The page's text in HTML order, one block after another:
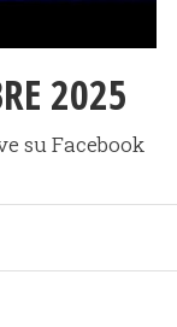
2025
su Facebook